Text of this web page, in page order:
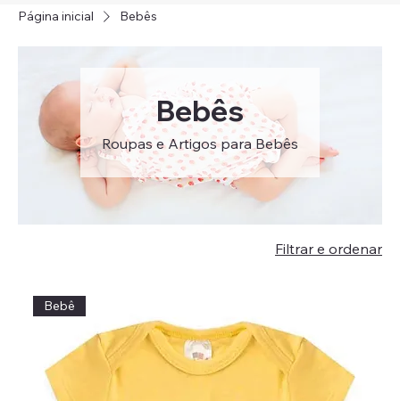
Página inicial Bebês
Bebês
Roupas e Artigos para Bebês
Filtrar e ordenar
Bebê